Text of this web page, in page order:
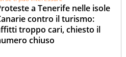
a Tenerife nelle isole
contro il turismo:
troppo cari, chiesto il
chiuso